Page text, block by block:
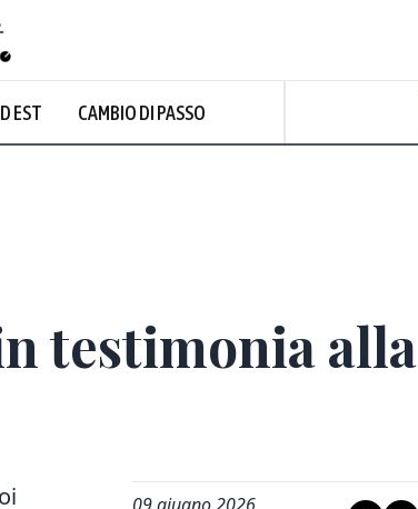
EST CAMBIO DI PASSO
Prevalentemente soleggiato
testimonia alla